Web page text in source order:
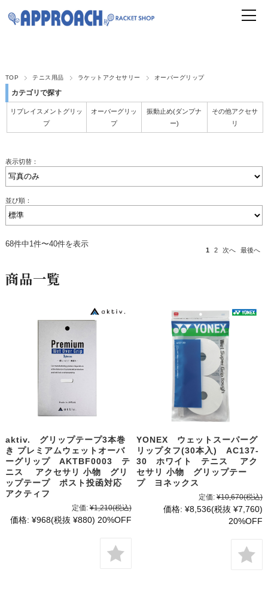
TOP テニス用品 ラケットアクセサリー オーバーグリップ
カテゴリで探す
リプレイスメントグリッ
プ
オーバーグリッ
プ
振動止め(ダンプナ
ー)
その他アクセサ
リ
表示切替：
並び順：
68件中1件〜40件を表示
1 2 次へ 最後へ
商品一覧
aktiv. グリップテープ3本巻
き プレミアムウェットオーバ
ーグリップ AKTBF0003 テ
ニス アクセサリ 小物 グリ
ップテープ ポスト投函対応
アクティフ
定価: ¥1,210(税込)
価格: ¥968(税抜 ¥880) 20%OFF
YONEX ウェットスーパーグ
リップタフ(30本入) AC137-
30 ホワイト テニス アク
セサリ 小物 グリップテー
プ ヨネックス
定価: ¥10,670(税込)
価格: ¥8,536(税抜 ¥7,760)
20%OFF